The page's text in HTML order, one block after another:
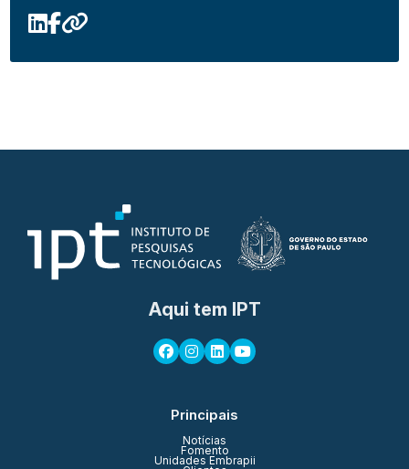
Aqui tem IPT
Principais
Notícias
Fomento
Unidades Embrapii